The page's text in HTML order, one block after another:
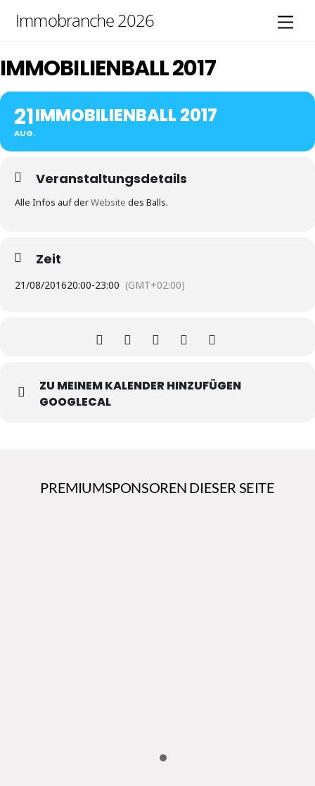
Immobranche 2026
IMMOBILIENBALL 2017
21
AUG.
IMMOBILIENBALL 2017
Veranstaltungsdetails
Alle Infos auf derWebsite des Balls.
Zeit
21/08/201620:00-23:00 (GMT+02:00)
ZU MEINEM KALENDER HINZUFÜGEN
GOOGLECAL
PREMIUMSPONSOREN DIESER SEITE